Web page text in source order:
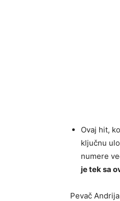
Ovaj hit,
ključnu
numere
je tek sa
Pevač